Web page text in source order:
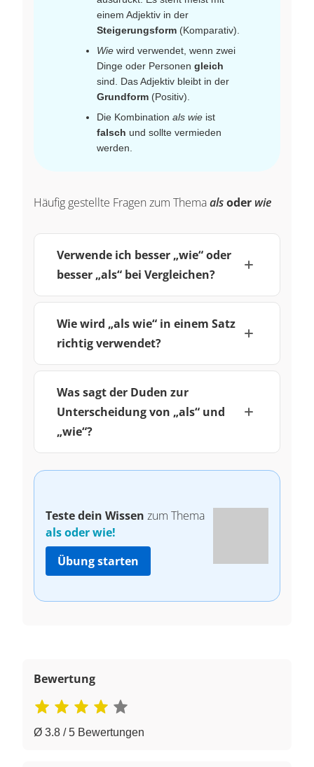
einem Adjektiv in der
Steigerungsform (Komparativ).
Wie wird verwendet, wenn zwei
Dinge oder Personen gleich
sind. Das Adjektiv bleibt in der
Grundform (Positiv).
Die Kombination als wie ist
falsch und sollte vermieden
werden.
Häufig gestellte Fragen zum Themaalsoder wie
Verwende ich besser „wie“ oder
besser „als“ bei Vergleichen?
Wie wird „als wie“ in einem Satz
richtig verwendet?
Was sagt der Duden zur
Unterscheidung von „als“ und
„wie“?
Teste dein Wissen zum Thema
als oder wie!
Übung starten
Bewertung
Ø 3.8 / 5 Bewertungen